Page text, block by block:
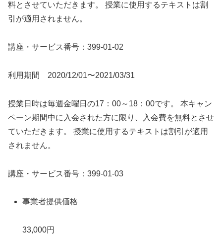
料とさせていただきます。 授業に使用するテキストは割
引が適用されません。
講座・サービス番号：399-01-02
利用期間 2020/12/01〜2021/03/31
授業日時は毎週金曜日の17：00～18：00です。 本キャン
ペーン期間中に入会された方に限り、入会費を無料とさせ
ていただきます。 授業に使用するテキストは割引が適用
されません。
講座・サービス番号：399-01-03
事業者提供価格
33,000円